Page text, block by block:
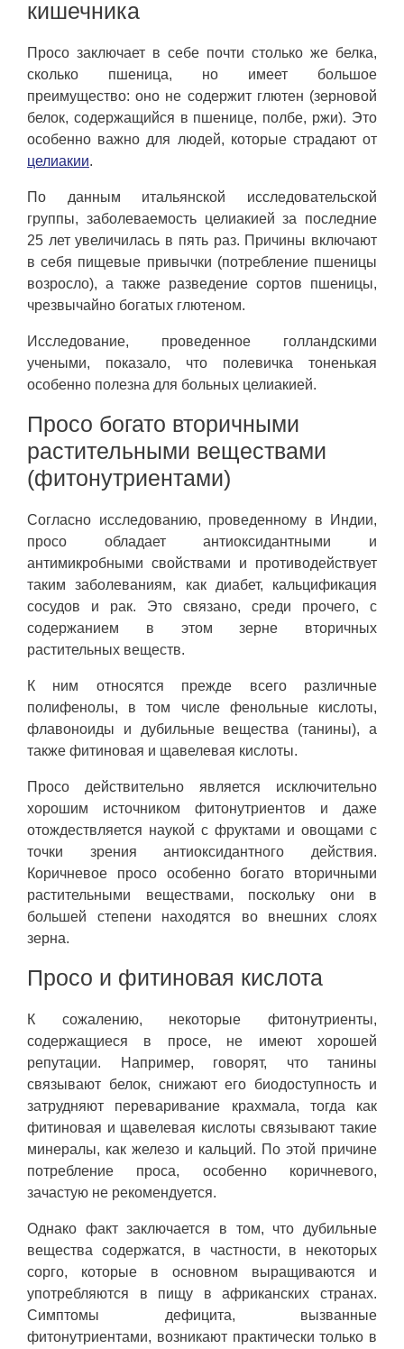
кишечника
Просо заключает в себе почти столько же белка,
сколько пшеница, но имеет большое
преимущество: оно не содержит глютен (зерновой
белок, содержащийся в пшенице, полбе, ржи). Это
особенно важно для людей, которые страдают от
целиакии.
По данным итальянской исследовательской
группы, заболеваемость целиакией за последние
25 лет увеличилась в пять раз. Причины включают
в себя пищевые привычки (потребление пшеницы
возросло), а также разведение сортов пшеницы,
чрезвычайно богатых глютеном.
Исследование, проведенное голландскими
учеными, показало, что полевичка тоненькая
особенно полезна для больных целиакией.
Просо богато вторичными
растительными веществами
(фитонутриентами)
Согласно исследованию, проведенному в Индии,
просо обладает антиоксидантными и
антимикробными свойствами и противодействует
таким заболеваниям, как диабет, кальцификация
сосудов и рак. Это связано, среди прочего, с
содержанием в этом зерне вторичных
растительных веществ.
К ним относятся прежде всего различные
полифенолы, в том числе фенольные кислоты,
флавоноиды и дубильные вещества (танины), а
также фитиновая и щавелевая кислоты.
Просо действительно является исключительно
хорошим источником фитонутриентов и даже
отождествляется наукой с фруктами и овощами с
точки зрения антиоксидантного действия.
Коричневое просо особенно богато вторичными
растительными веществами, поскольку они в
большей степени находятся во внешних слоях
зерна.
Просо и фитиновая кислота
К сожалению, некоторые фитонутриенты,
содержащиеся в просе, не имеют хорошей
репутации. Например, говорят, что танины
связывают белок, снижают его биодоступность и
затрудняют переваривание крахмала, тогда как
фитиновая и щавелевая кислоты связывают такие
минералы, как железо и кальций. По этой причине
потребление проса, особенно коричневого,
зачастую не рекомендуется.
Однако факт заключается в том, что дубильные
вещества содержатся, в частности, в некоторых
сорго, которые в основном выращиваются и
употребляются в пищу в африканских странах.
Симптомы дефицита, вызванные
фитонутриентами, возникают практически только в